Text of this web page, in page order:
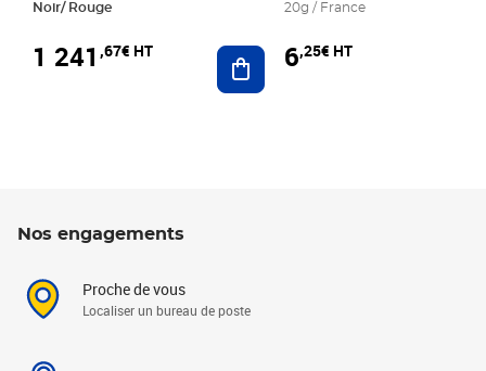
Noir/ Rouge
1 241 ,67€ HT Ajouter au panier
20g / France
6,25€ HT
Nos engagements
Proche de vous
Localiser un bureau de poste